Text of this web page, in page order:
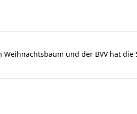
und der BVV hat